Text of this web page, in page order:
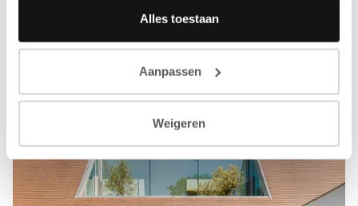
Alles toestaan
Aanpassen
Weigeren